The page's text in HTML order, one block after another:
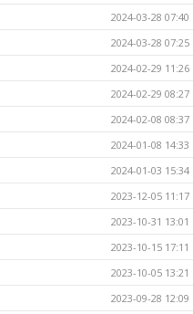
2024-03-28 07:40
2024-03-28 07:25
2024-02-29 11:26
2024-02-29 08:27
2024-02-08 08:37
2024-01-08 14:33
2024-01-03 15:34
2023-12-05 11:17
2023-10-31 13:01
2023-10-15 17:11
2023-10-05 13:21
2023-09-28 12:09